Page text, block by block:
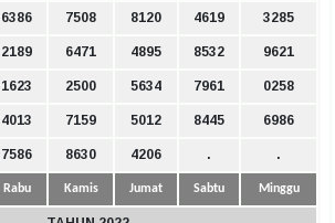
6386 7508 8120 4619 3285
2189 6471 4895 8532 9621
1623 2500 5634 7961 0258
4013 7159 5012 8445 6986
7586 8630 4206 . .
Rabu Kamis Jumat Sabtu Minggu